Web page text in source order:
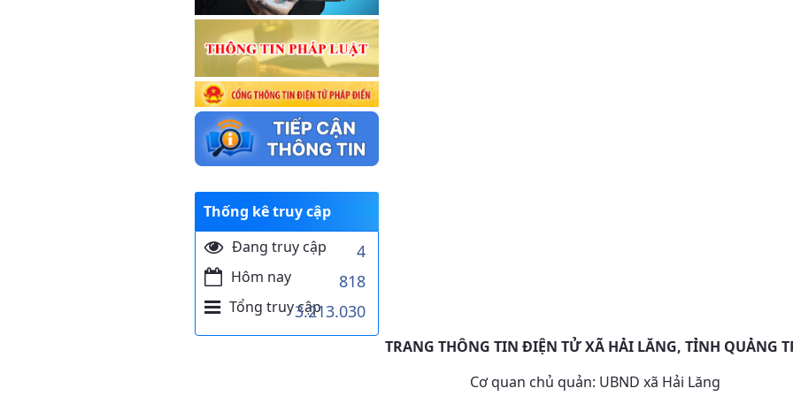
Thống kê truy cập
Đang truy cập
4
Hôm nay 818
Tổng truy cập3.213.030
TRANG THÔNG TIN ĐIỆN TỬ XÃ HẢI LĂNG, TỈNH QUẢNG
Cơ quan chủ quản: UBND xã Hải Lăng